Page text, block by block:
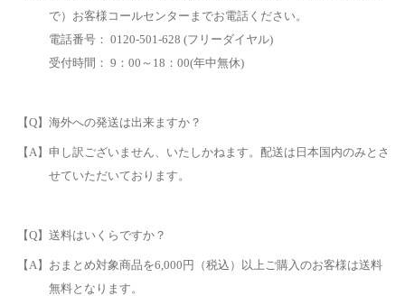
で）お客様コールセンターまでお電話ください。
電話番号： 0120-501-628 (フリーダイヤル)
受付時間： 9：00～18：00(年中無休)
【Q】海外への発送は出来ますか？
【A】申し訳ございません、いたしかねます。配送は日本国内のみとさ
せていただいております。
【Q】送料はいくらですか？
【A】おまとめ対象商品を6,000円（税込）以上ご購入のお客様は送料
無料となります。